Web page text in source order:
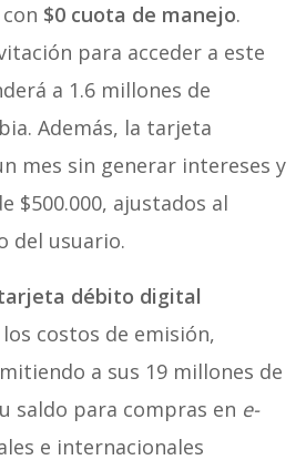
$0 cuota de manejo.
para acceder a este
a 1.6 millones de
Además, la tarjeta
mes sin generar intereses y
$500.000, ajustados al
del usuario.
débito digital
costos de emisión,
a sus 19 millones de
saldo para compras en e-
e internacionales